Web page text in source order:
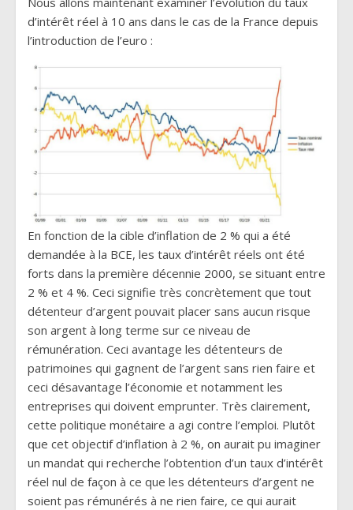
d’intérêt réel à 10 ans dans le cas de la France depuis
l’introduction de l’euro :
En fonction de la cible d’inflation de 2 % qui a été
demandée à la BCE, les taux d’intérêt réels ont été
forts dans la première décennie 2000, se situant entre
2 % et 4 %. Ceci signifie très concrètement que tout
détenteur d’argent pouvait placer sans aucun risque
son argent à long terme sur ce niveau de
rémunération. Ceci avantage les détenteurs de
patrimoines qui gagnent de l’argent sans rien faire et
ceci désavantage l’économie et notamment les
entreprises qui doivent emprunter. Très clairement,
cette politique monétaire a agi contre l’emploi. Plutôt
que cet objectif d’inflation à 2 %, on aurait pu imaginer
un mandat qui recherche l’obtention d’un taux d’intérêt
réel nul de façon à ce que les détenteurs d’argent ne
soient pas rémunérés à ne rien faire, ce qui aurait